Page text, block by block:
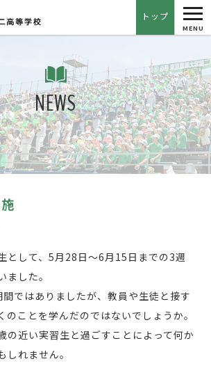
トップ
MENU
NEWS
として、5月28日～6月15日までの3週
した。
ではありましたが、教員や生徒と接す
のことを学んだのではないでしょうか。
の近い実習生と過ごすことによって何か
しれません。